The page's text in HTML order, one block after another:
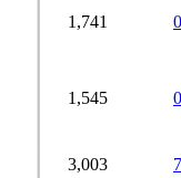
1,741
1,545
3,003